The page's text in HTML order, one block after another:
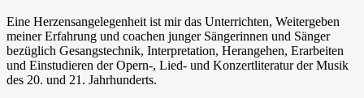
Eine Herzensangelegenheit ist mir das Unterrichten, Weitergeben
meiner Erfahrung und coachen junger Sängerinnen und Sänger
bezüglich Gesangstechnik, Interpretation, Herangehen, Erarbeiten
und Einstudieren der Opern-, Lied- und Konzertliteratur der Musik
des 20. und 21. Jahrhunderts.